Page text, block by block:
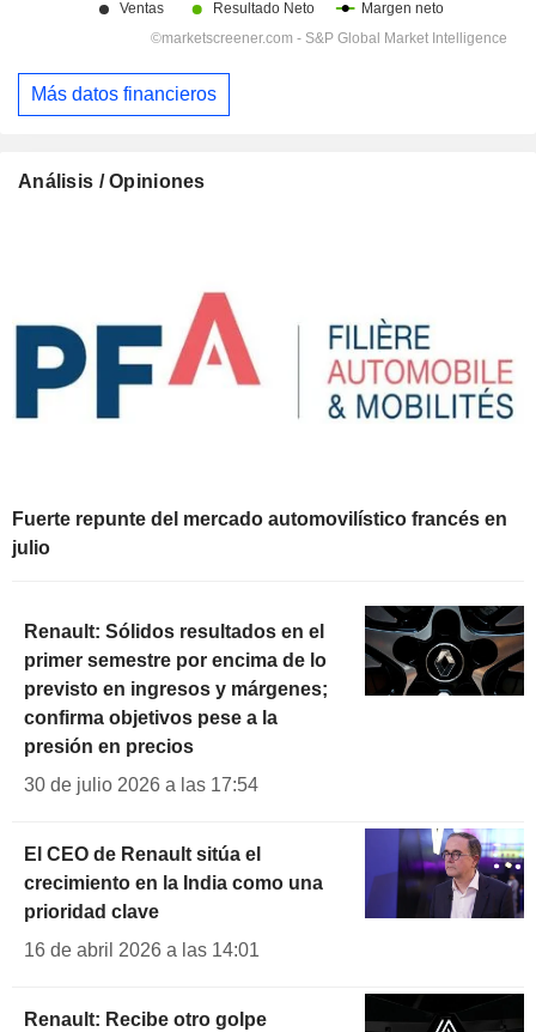
Más datos financieros
Análisis / Opiniones
Fuerte repunte del mercado automovilístico francés en
julio
Renault: Sólidos resultados en el
primer semestre por encima de lo
previsto en ingresos y márgenes;
confirma objetivos pese a la
presión en precios
30 de julio 2026 a las 17:54
El CEO de Renault sitúa el
crecimiento en la India como una
prioridad clave
16 de abril 2026 a las 14:01
Renault: Recibe otro golpe